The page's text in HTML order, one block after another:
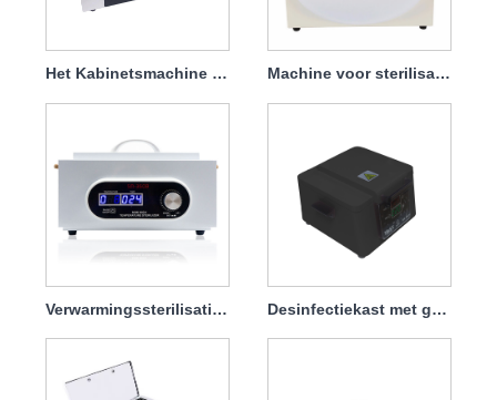
Het Kabinetsmachine van de Sterilisatordesinfectie op hoge temperatuur voor Salon 600w Machine voor sterilisatie-desinfectie op hoge temperatuur voor thuisgebruik 100w
Verwarmingssterilisatiedisplay Intelligente timersterilisator Desinfectiekast met grote capaciteit